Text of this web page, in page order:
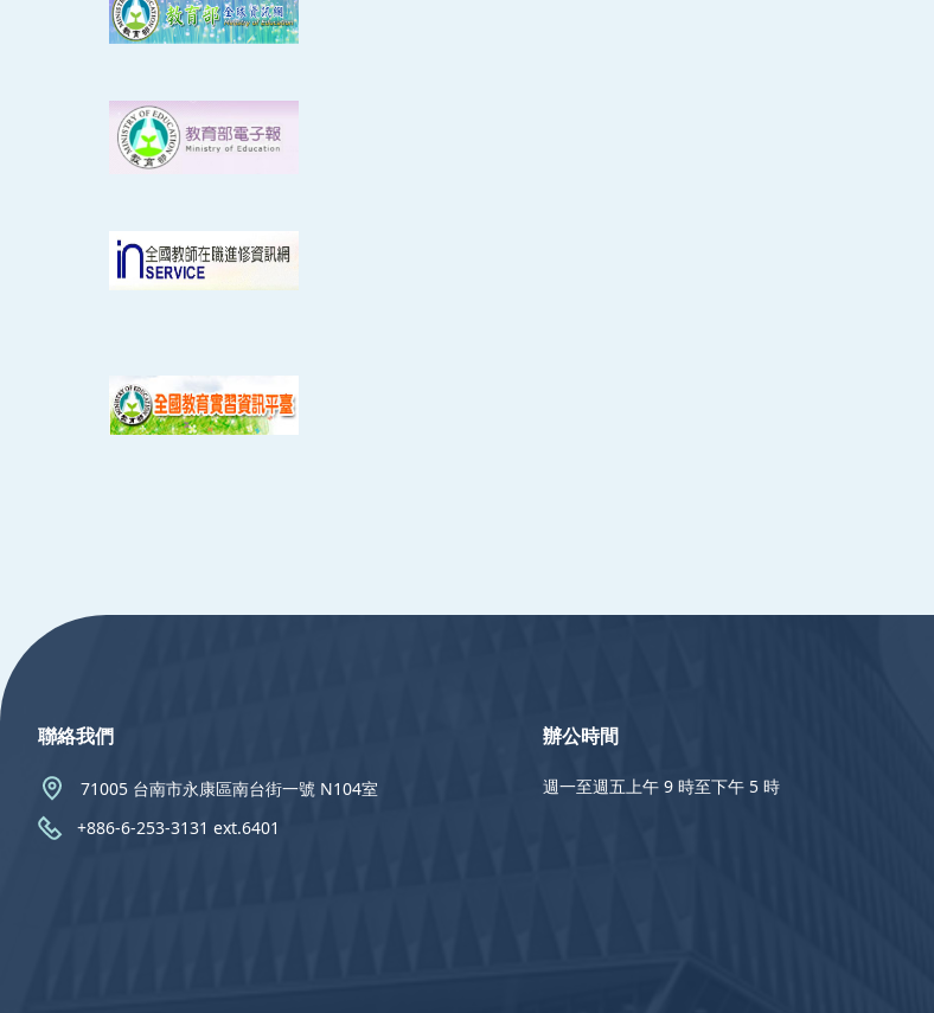
聯絡我們
71005 台南市永康區南台街一號 N104室
+886-6-253-3131 ext.6401
辦公時間
週一至週五上午 9 時至下午 5 時